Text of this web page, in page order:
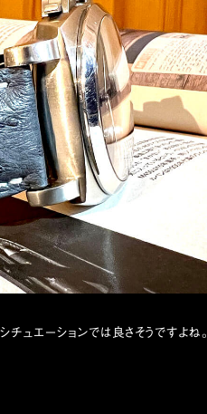
ュエーションでは良さそうですよね。